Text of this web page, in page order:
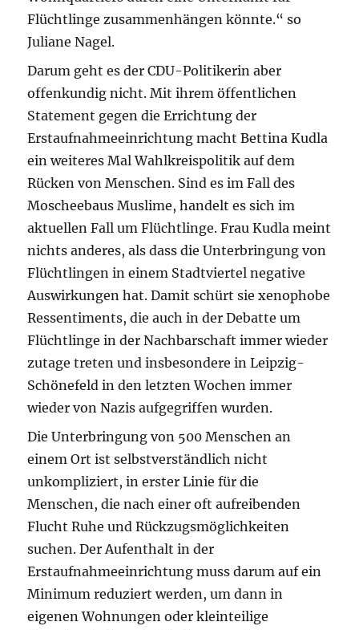
Flüchtlinge zusammenhängen könnte.“ so
Juliane Nagel.
Darum geht es der CDU-Politikerin aber
offenkundig nicht. Mit ihrem öffentlichen
Statement gegen die Errichtung der
Erstaufnahmeeinrichtung macht Bettina Kudla
ein weiteres Mal Wahlkreispolitik auf dem
Rücken von Menschen. Sind es im Fall des
Moscheebaus Muslime, handelt es sich im
aktuellen Fall um Flüchtlinge. Frau Kudla meint
nichts anderes, als dass die Unterbringung von
Flüchtlingen in einem Stadtviertel negative
Auswirkungen hat. Damit schürt sie xenophobe
Ressentiments, die auch in der Debatte um
Flüchtlinge in der Nachbarschaft immer wieder
zutage treten und insbesondere in Leipzig-
Schönefeld in den letzten Wochen immer
wieder von Nazis aufgegriffen wurden.
Die Unterbringung von 500 Menschen an
einem Ort ist selbstverständlich nicht
unkompliziert, in erster Linie für die
Menschen, die nach einer oft aufreibenden
Flucht Ruhe und Rückzugsmöglichkeiten
suchen. Der Aufenthalt in der
Erstaufnahmeeinrichtung muss darum auf ein
Minimum reduziert werden, um dann in
eigenen Wohnungen oder kleinteilige